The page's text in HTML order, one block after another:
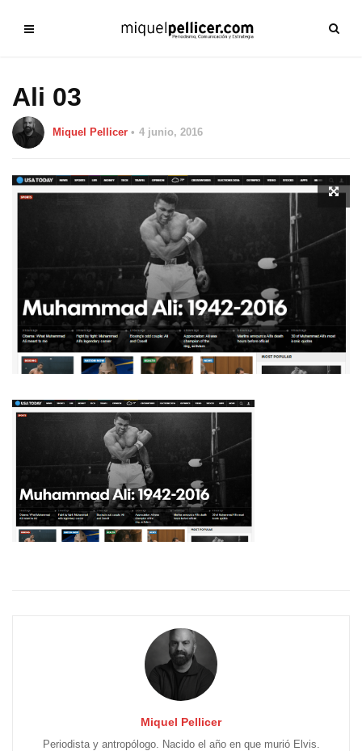
Ali 03
Miquel Pellicer 4 junio, 2016
Miquel Pellicer
Periodista y antropólogo. Nacido el año en que murió Elvis.